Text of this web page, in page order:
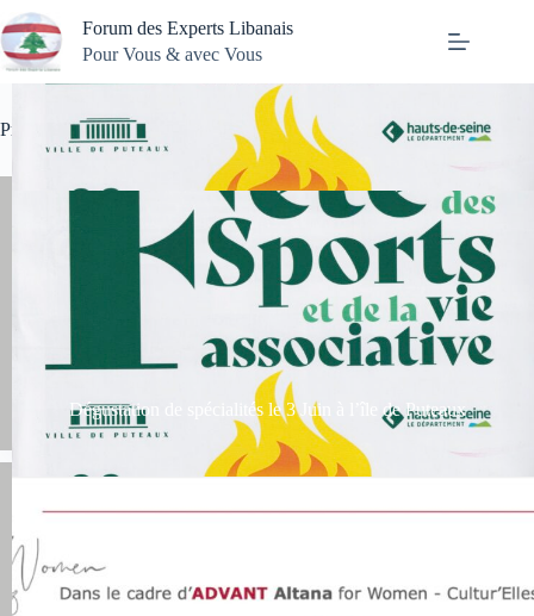
Passer
au
contenu
Forum des Experts Libanais
Pour Vous & avec Vous
Prochains événements
Dégustation de spécialités le 3 Juin à l’île de Puteaux